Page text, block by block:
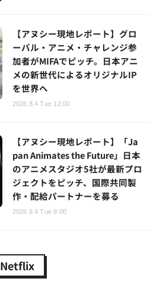
【アヌシー現地レポート】グロ
ーバル・アニメ・チャレンジ参
加者がMIFAでピッチ。日本アニ
メの新世代によるオリジナルIP
を世界へ
2026.8.4 Tue 12:00
【アヌシー現地レポート】「Ja
pan Animates the Future」日本
のアニメスタジオ5社が最新プロ
ジェクトをピッチ、国際共同製
作・配給パートナーを募る
2026.8.4 Tue 9:00
Netflix